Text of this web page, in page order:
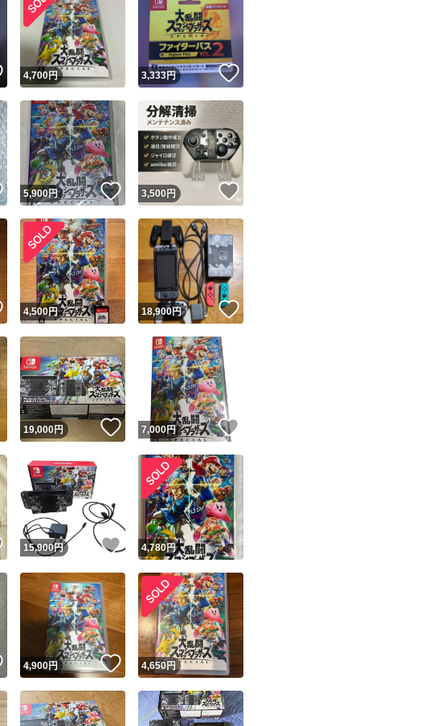
ユーザーの実績について
Yahoo!フリマが定めた一定の基準を満たしたユーザーにバッジを付与しています
安心取引出品者
安心取引出品者 Yahoo!フリマの基準をクリアした安心・安全なユーザーです
取引実績
取引実績◯+ このユーザーはYahoo!フリマの取引を完了させた実績があります
他フリマ実績◯+ このユーザーは他フリマサービスでの取引実績があります
スピード&安心発送
※このバッジは実績に基づく表示であり、発送を保証しているものではありません
スピード＆安心発送
このユーザーは高頻度で24時間以内＆設定した発送日数内に発送してい
ます
このユーザーは高頻度で24時間以内に発送しています
安心発送 このユーザーは設定した発送日数内に発送しています
この商品の情報をコピーします
商品画像の無断転載は禁止されています
コピーは1商品につき1回 です
出品ページへ
キャンセル
いいね！
4,700円 3,333円
いいね！
5,900円 いいね！
3,500円
いいね！
4,500円 18,900円 いいね！
19,000円 いいね！
7,000円
いいね！
15,900円 いいね！
4,780円
いいね！
4,900円 いいね！
4,650円